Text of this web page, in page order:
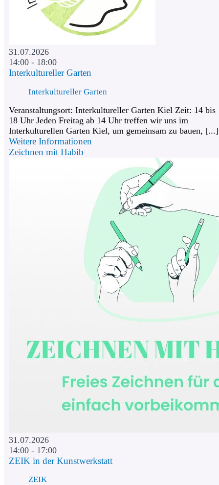
31.07.2026
14:00 - 18:00
Interkultureller Garten
Interkultureller Garten
Veranstaltungsort: Interkultureller Garten Kiel Zeit: 14 bis
18 Uhr Jeden Freitag ab 14 Uhr treffen wir uns im
Interkulturellen Garten Kiel, um gemeinsam zu bauen, [...]
Weitere Informationen
Zeichnen mit Habib
31.07.2026
14:00 - 17:00
ZEIK in der Kunstwerkstatt
ZEIK